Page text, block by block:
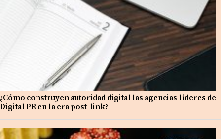
¿Cómo construyen autoridad digital las agencias líderes de
Digital PR en la era post-link?